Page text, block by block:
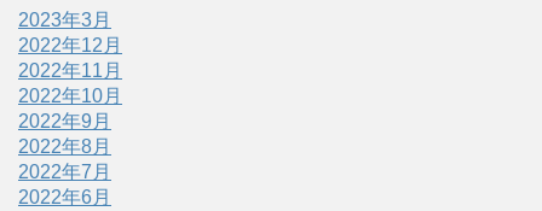
2023年3月
2022年12月
2022年11月
2022年10月
2022年9月
2022年8月
2022年7月
2022年6月